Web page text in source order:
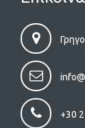
+30